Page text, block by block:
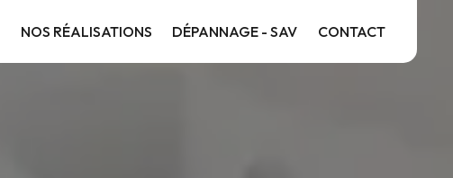
NOS RÉALISATIONS DÉPANNAGE - SAV CONTACT